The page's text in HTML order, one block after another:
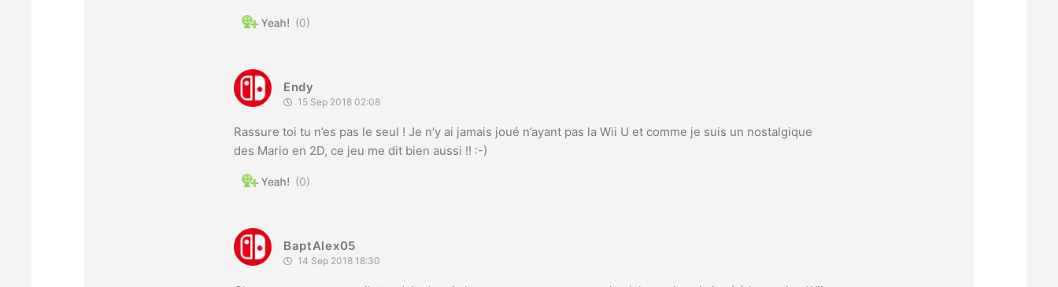
0
Endy
15 Sep 2018 02:08
Rassure toi tu n’es pas le seul ! Je n’y ai jamais joué n’ayant pas la Wii U et comme je suis un nostalgique
des Mario en 2D, ce jeu me dit bien aussi !! :-)
0
BaptAlex05
14 Sep 2018 18:30